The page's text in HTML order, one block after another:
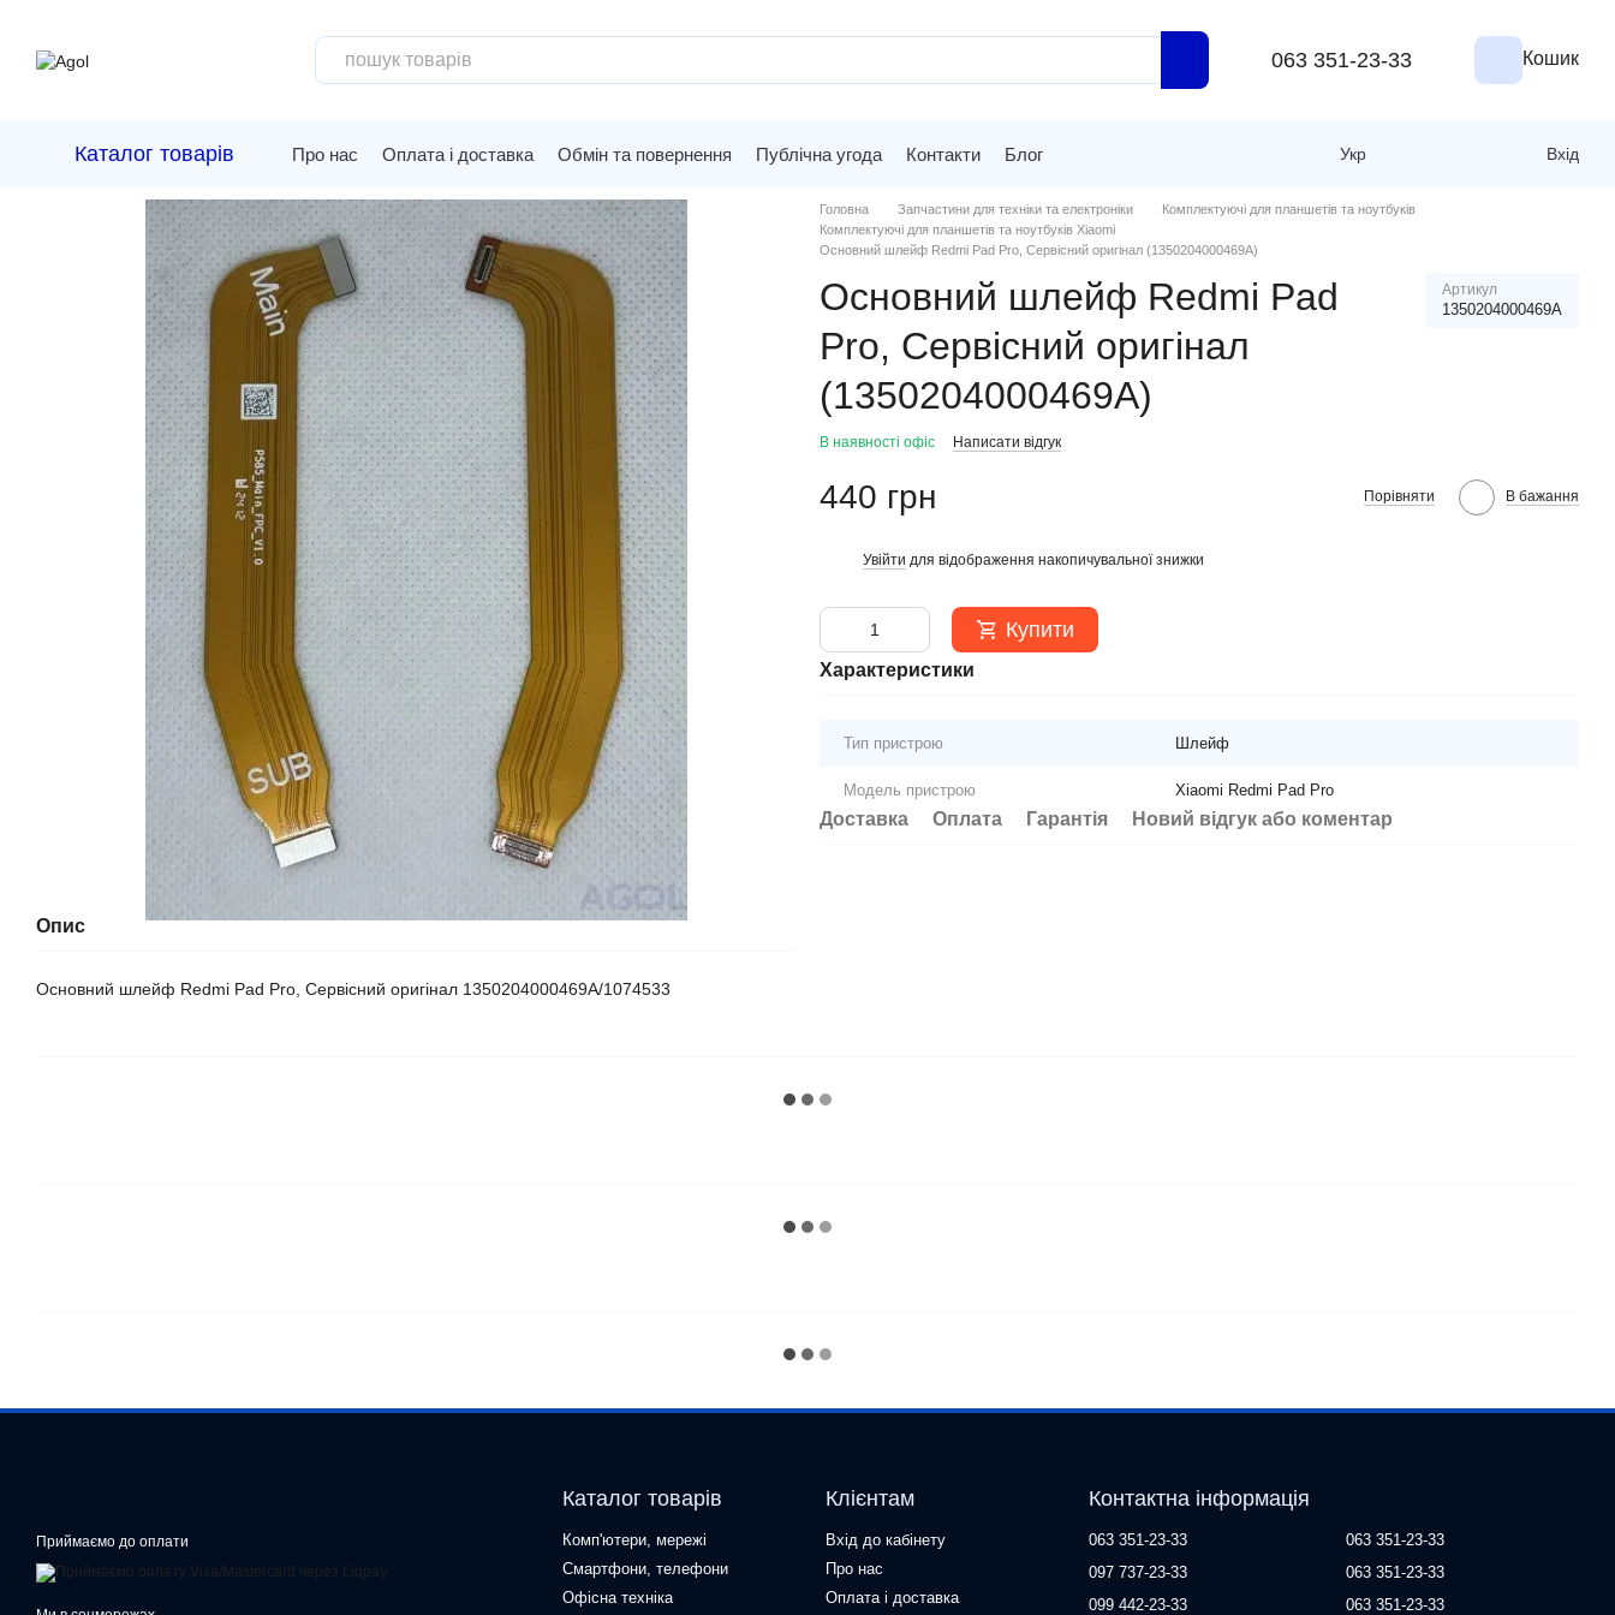
063 351-23-33 Кошик
Каталог товарів Про нас Оплата і доставка Обмін та повернення Публічна угода Контакти Блог Укр Вхід
Опис
Основний шлейф Redmi Pad Pro, Сервісний оригінал 1350204000469A/1074533
Головна Запчастини для техніки та електроніки
Комплектуючі для планшетів та ноутбуків
Комплектуючі для планшетів та ноутбуків Xiaomi
Основний шлейф Redmi Pad Pro, Сервісний оригінал (1350204000469A)
Основний шлейф Redmi Pad
Pro, Сервісний оригінал
(1350204000469A)
Артикул
1350204000469A
В наявності офіс Написати відгук
440 грн Порівняти В бажання
Увійти для відображення накопичувальної знижки
Купити
Характеристики
Тип пристрою Шлейф
Модель пристрою Xiaomi Redmi Pad Pro
Доставка Оплата Гарантія Новий відгук або коментар
Приймаємо до оплати
Каталог товарів
Комп'ютери, мережі
Смартфони, телефони
Офісна техніка
Клієнтам
Вхід до кабінету
Про нас
Оплата і доставка
Контактна інформація
063 351-23-33
097 737-23-33
099 442-23-33
063 351-23-33
063 351-23-33
063 351-23-33